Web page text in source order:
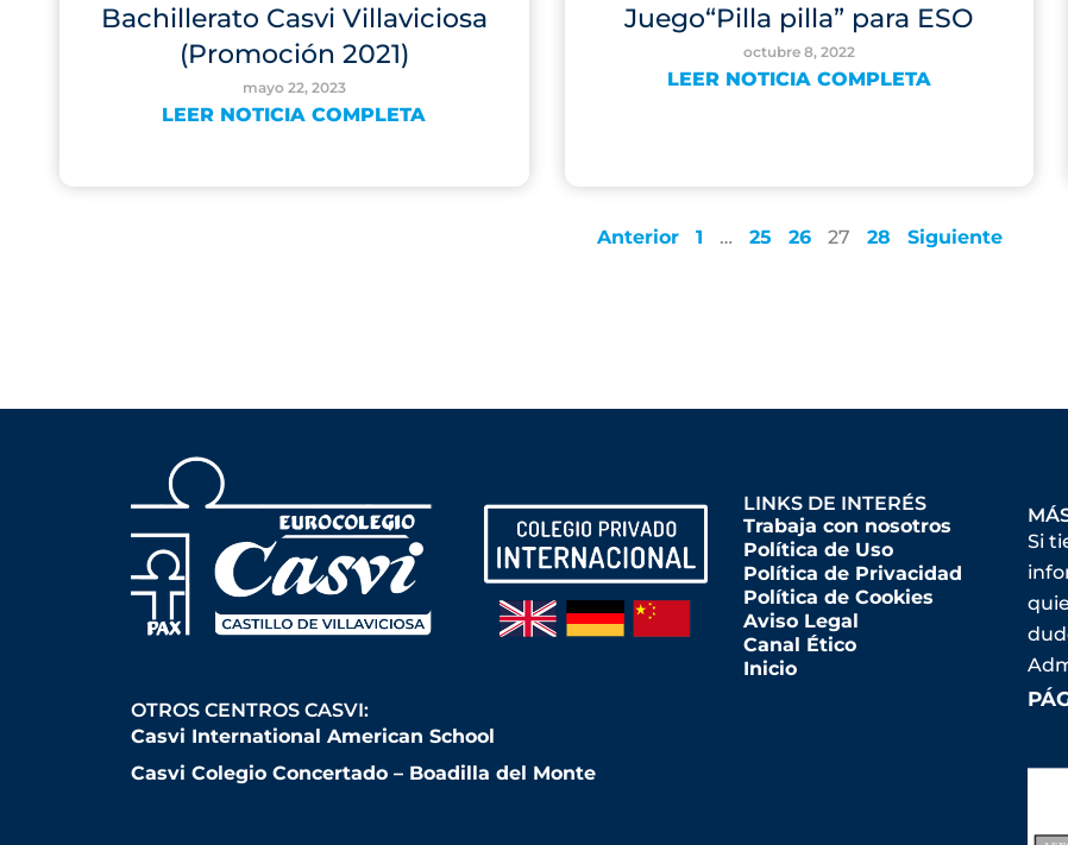
Bachillerato Casvi Villaviciosa
(Promoción 2021)
mayo 22, 2023
LEER NOTICIA COMPLETA
Juego“Pilla pilla” para ESO
octubre 8, 2022
LEER NOTICIA COMPLETA
Anterior 1 … 25 26 27 28 Siguiente
OTROS CENTROS CASVI:
Casvi International American School
Casvi Colegio Concertado – Boadilla del Monte
LINKS DE INTERÉS
Trabaja con nosotros
Política de Uso
Política de Privacidad
Política de Cookies
Aviso Legal
Canal Ético
Inicio
Si